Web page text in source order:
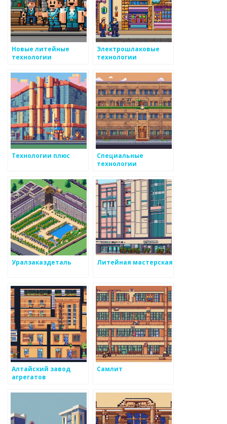
Новые литейные
технологии
Электрошлаковые
технологии
Технологии плюс
Специальные
технологии
Уралзаказдеталь Литейная мастерская
Алтайский завод
агрегатов
Самлит